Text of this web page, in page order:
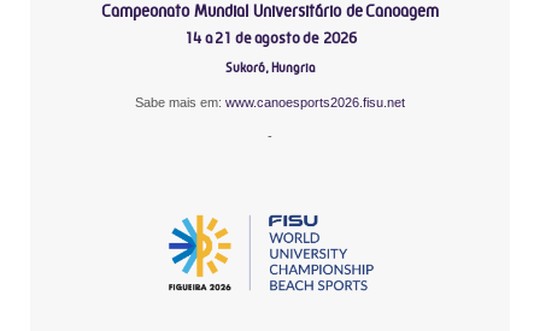
Campeonato Mundial Universitário de Canoagem
14 a 21 de agosto de 2026
Sukoró, Hungria
Sabe mais em: www.canoesports2026.fisu.net
-